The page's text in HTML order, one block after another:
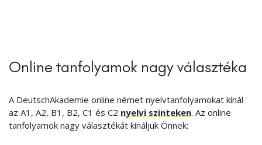
Online tanfolyamok nagy választéka
A DeutschAkademie online német nyelvtanfolyamokat kínál
az A1, A2, B1, B2, C1 és C2 nyelvi szinteken. Az online
tanfolyamok nagy választékát kínáljuk Önnek: